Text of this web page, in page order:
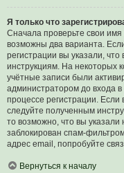
Я только что
Сначала проверьте свои
возможны два варианта.
регистрации вы указали,
инструкциям. На некоторых
учётные записи были
администратором до входа
процессе регистрации.
следуйте полученным
то возможно, что вы
заблокирован спам-
адрес email, попробуйте
Вернуться к началу